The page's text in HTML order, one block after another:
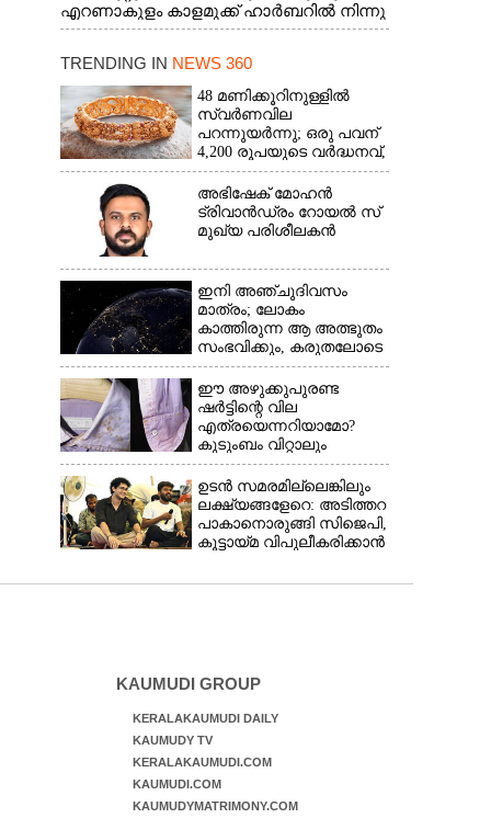
എറണാകുളം കാളമുക്ക് ഹാർബറിൽ നിന്നു
ള്ള കാഴ്ച
TRENDING IN NEWS 360
48 മണിക്കൂറിനുള്ളിൽ
സ്വർണവില
പറന്നുയർന്നു; ഒരു പവന്
4,200 രൂപയുടെ വർദ്ധനവ്,
വിവാഹ സീസണിൽ
കനത്ത തിരിച്ചടി
അഭിഷേക് മോഹൻ
ട്രിവാൻഡ്രം റോയൽ സ്
മുഖ്യ പരിശീലകൻ
ഇനി അഞ്ചുദിവസം
മാത്രം; ലോകം
കാത്തിരുന്ന ആ അത്ഭുതം
സംഭവിക്കും, കരുതലോടെ
വിദഗ്ധർ
ഈ അഴുക്കുപുരണ്ട
ഷർട്ടിന്റെ വില
എത്രയെന്നറിയാമോ?
കുടുംബം വിറ്റാലും
വാങ്ങാനാകില്ല
ഉടൻ സമരമില്ലെങ്കിലും
ലക്ഷ്യങ്ങളേറെ: അടിത്തറ
പാകാനൊരുങ്ങി സിജെപി,​
കൂട്ടായ്മ വിപുലീകരിക്കാൻ
KAUMUDI GROUP
KERALAKAUMUDI DAILY
KAUMUDY TV
KERALAKAUMUDI.COM
KAUMUDI.COM
KAUMUDYMATRIMONY.COM